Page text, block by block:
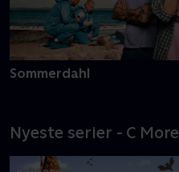
Sommerdahl
Nyeste serier - C More